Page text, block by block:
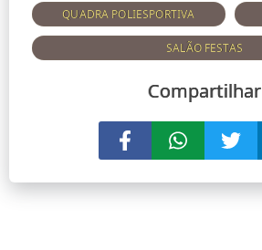
QUADRA POLIESPORTIVA
SALÃO FESTAS
Compartilhar